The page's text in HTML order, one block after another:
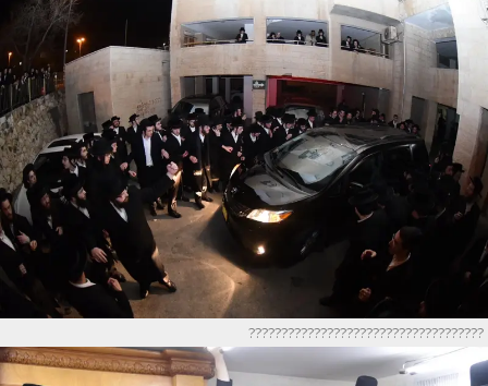
????????????????????????????????????